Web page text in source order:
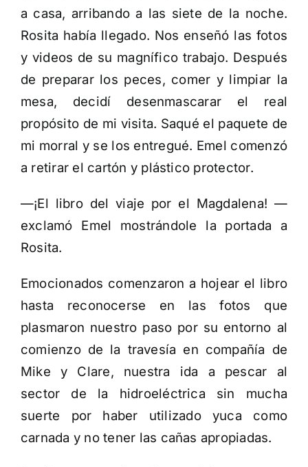
a casa, arribando a las siete de la noche.
Rosita había llegado. Nos enseñó las fotos
y videos de su magnífico trabajo. Después
de preparar los peces, comer y limpiar la
mesa, decidí desenmascarar el real
propósito de mi visita. Saqué el paquete de
mi morral y se los entregué. Emel comenzó
a retirar el cartón y plástico protector.
—¡El libro del viaje por el Magdalena! —
exclamó Emel mostrándole la portada a
Rosita.
Emocionados comenzaron a hojear el libro
hasta reconocerse en las fotos que
plasmaron nuestro paso por su entorno al
comienzo de la travesía en compañía de
Mike y Clare, nuestra ida a pescar al
sector de la hidroeléctrica sin mucha
suerte por haber utilizado yuca como
carnada y no tener las cañas apropiadas.